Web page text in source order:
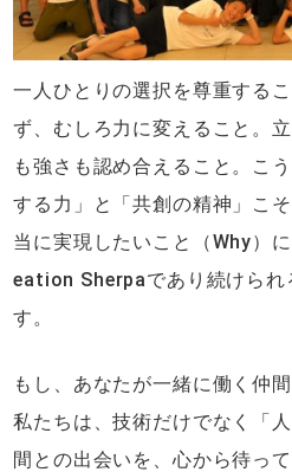
一人ひとりの選択を尊重する
ず、むしろ力に変えること。
も強さも認め合えること。こ
する力」と「共創の精神」こ
当に実現したいこと（Why）
eation Sherpaであり続けられ
す。
もし、あなたが一緒に働く仲
私たちは、技術だけでなく「
間との出会いを、心から待って